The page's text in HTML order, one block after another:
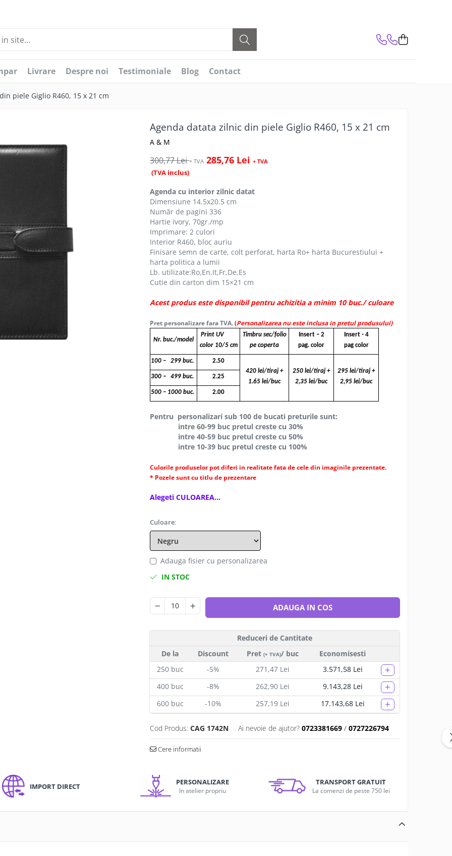
Livrare Despre noi Testimoniale Blog Contact
piele Giglio R460, 15 x 21 cm
Agenda datata zilnic din piele Giglio R460, 15 x 21 cm
A & M
300,77 Lei+ TVA 285,76 Lei+ TVA
(TVA inclus)
Agenda cu interior zilnic datat
Dimensiune 14.5x20.5 cm
Număr de pagini 336
Hartie ivory, 70gr./mp
Imprimare: 2 culori
Interior R460, bloc auriu
Finisare semn de carte, colt perforat, harta Ro+ harta Bucurestiului +
harta politica a lumii
Lb. utilizate:Ro,En,It,Fr,De,Es
Cutie din carton dim 15×21 cm
Acest produs este disponibil pentru achizitia a minim 10 buc./ culoare
Pret personalizare fara TVA.(Personalizarea nu este inclusa in pretul produsului)
Nr. buc./model
Print UV
color 10/5 cm
Timbru sec/folio
pe coperta
Insert – 2
pag. color
Insert - 4
pag color
100 – 299 buc.
2.50
420 lei/tiraj +
1.65 lei/buc
250 lei/tiraj +
2,35 lei/buc
295 lei/tiraj +
2,95 lei/buc
300 – 499 buc. 2.25
500 – 1000 buc. 2.00
Pentru personalizari sub 100 de bucati preturile sunt:
intre 60-99 buc pretul creste cu 30%
intre 40-59 buc pretul creste cu 50%
intre 10-39 buc pretul creste cu 100%
Culorile produselor pot diferi in realitate fata de cele din imaginile prezentate.
* Pozele sunt cu titlu de prezentare
Alegeti CULOAREA...
Culoare:
Adauga fisier cu personalizarea
IN STOC
ADAUGA IN COS
Reduceri de Cantitate
De la
Discount Pret (+ TVA)/ buc
Economisesti
250buc -5% 271,47 Lei 3.571,58 Lei +
400buc -8% 262,90 Lei 9.143,28 Lei +
600buc -10% 257,19 Lei 17.143,68 Lei +
Cod Produs: CAG 1742N Ai nevoie de ajutor? 0723381669 /0727226794
Cere informatii
IMPORT DIRECT PERSONALIZARE
In atelier propriu
TRANSPORT GRATUIT
La comenzi de peste 750 lei